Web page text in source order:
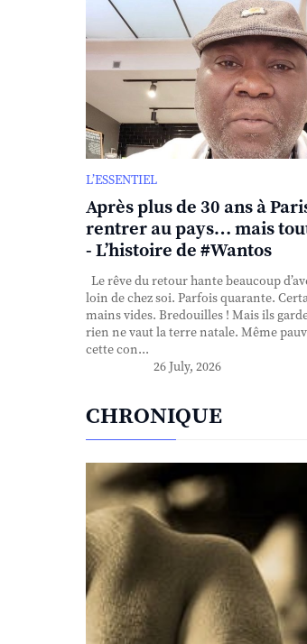
L’ESSENTIEL
Après plus de 30 ans à
rentrer au pays… mais
- L’histoire de #Wantos
Le rêve du retour hante beaucoup
loin de chez soi. Parfois quarante.
mains vides. Bredouilles ! Mais ils
rien ne vaut la terre natale. Même
cette con...
26 July, 2026
CHRONIQUE